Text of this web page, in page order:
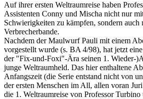
Auf ihrer ersten Weltraumreise haben
Assistenten Conny und Mischa nicht nur
Schwierigkeiten zu kämpfen, sondern auch
Verbrecherbande.
Nachdem der Maulwurf Pauli mit einem
vorgestellt wurde (s. BA 4/98), hat jetzt
der "Fix-und-Foxi"-Ära seinen 1. Wieder-
junge Weltraumheld. Das hier enthaltene
Anfangszeit (die Serie entstand nicht von
der ersten Menschen im All, allen voran
die 1. Weltraumreise von Professor Turbino